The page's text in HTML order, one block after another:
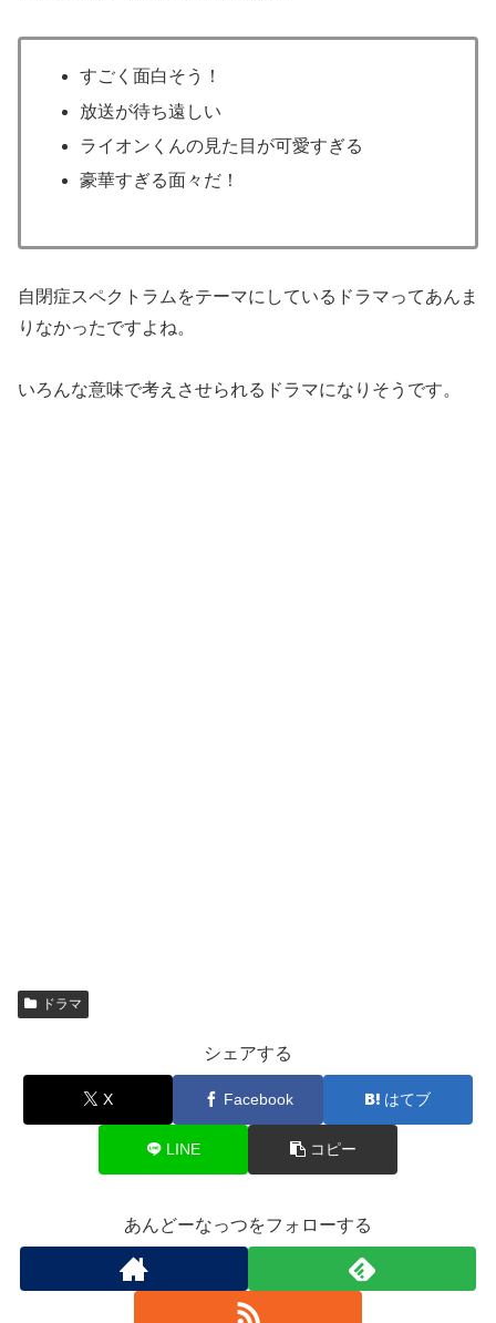
すごく面白そう！
放送が待ち遠しい
ライオンくんの見た目が可愛すぎる
豪華すぎる面々だ！
自閉症スペクトラムをテーマにしているドラマってあんま
りなかったですよね。
いろんな意味で考えさせられるドラマになりそうです。
ドラマ
シェアする
X Facebook はてブ
LINE コピー
あんどーなっつをフォローする